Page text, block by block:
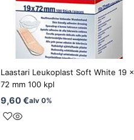
Laastari Leukoplast Soft White 19 x
72 mm 100 kpl
9,60€alv 0%